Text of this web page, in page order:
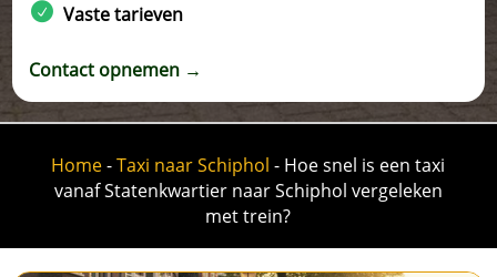
Vaste tarieven
Contact opnemen →
Home-Taxi naar Schiphol - Hoe snel is een taxi
vanaf Statenkwartier naar Schiphol vergeleken
met trein?